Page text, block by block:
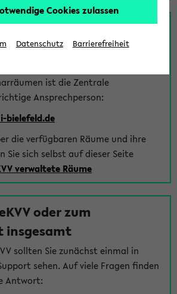
eKVV verwalteten
von Hörsälen und vom eKVV
ist die Zentrale
Ansprechperson:
bielefeld.de
die verfügbaren Räume und ihre
Sie sich selbst auf dieser Seite
verwaltete Räume
oder zum
insgesamt
sollten Sie zunächst einmal in
sehen. Auf viele Fragen finden
Antwort:
Cookies zulassen
Datenschutz Barrierefreiheit